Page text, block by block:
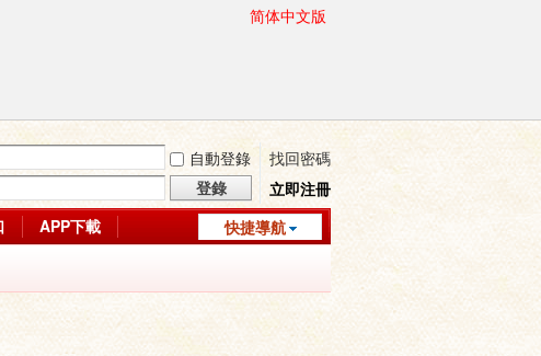
简体中文版
自動登錄
找回密碼
登錄
立即注冊
快捷導航
APP下載